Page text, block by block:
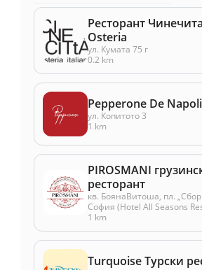
Ресторант
Osteria
ул. Кумата 75 г
0.2 km
Pepperone De Napoli
ул. Копитото 3
1 km
PIROSMANI
ресторант
кв. БоянаВитоша, пл.
София (Hotel All Seasons
1 km
Turquoise Турски